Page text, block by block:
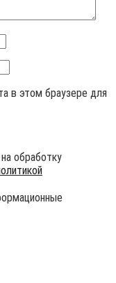
в этом браузере для
обработку